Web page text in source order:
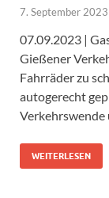
7. September 2023
07.09.2023 |
Gießener
Fahrräder zu
autogerecht
WEITERLESEN